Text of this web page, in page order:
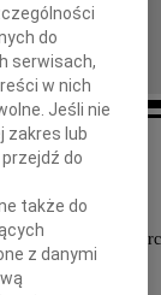
Bąkowi
z powodu
do
serwisach,
w nich
Jeśli nie
zakres lub
do
także do
z danymi